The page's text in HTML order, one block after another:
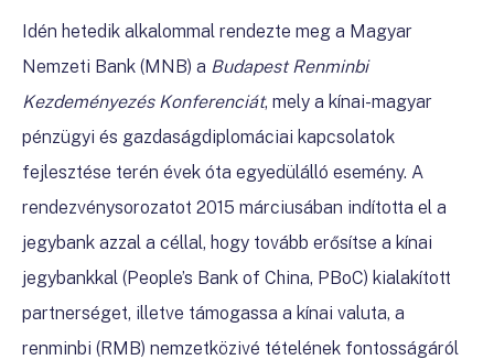
Idén hetedik alkalommal rendezte meg a Magyar
Nemzeti Bank (MNB) a Budapest Renminbi
Kezdeményezés Konferenciát, mely a kínai-magyar
pénzügyi és gazdaságdiplomáciai kapcsolatok
fejlesztése terén évek óta egyedülálló esemény. A
rendezvénysorozatot 2015 márciusában indította el a
jegybank azzal a céllal, hogy tovább erősítse a kínai
jegybankkal (People’s Bank of China, PBoC) kialakított
partnerséget, illetve támogassa a kínai valuta, a
renminbi (RMB) nemzetközivé tételének fontosságáról